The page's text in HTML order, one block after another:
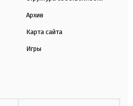
Архив
Карта сайта
Игры